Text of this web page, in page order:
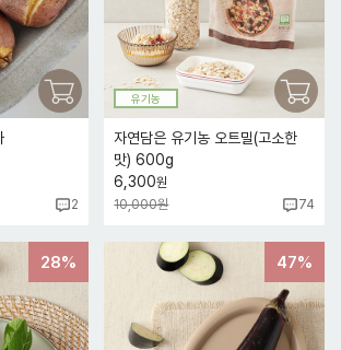
2
유기농
자연담은 유기농 오트밀(고소한
맛) 600g
6,300원
10,000원
74
28% 47%